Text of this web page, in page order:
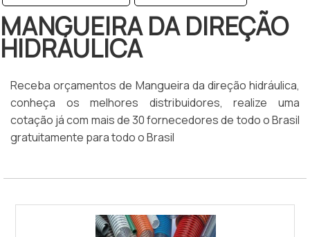
MANGUEIRA DA DIREÇÃO
HIDRÁULICA
Receba orçamentos de Mangueira da direção hidráulica,
conheça os melhores distribuidores, realize uma
cotação já com mais de 30 fornecedores de todo o Brasil
gratuitamente para todo o Brasil